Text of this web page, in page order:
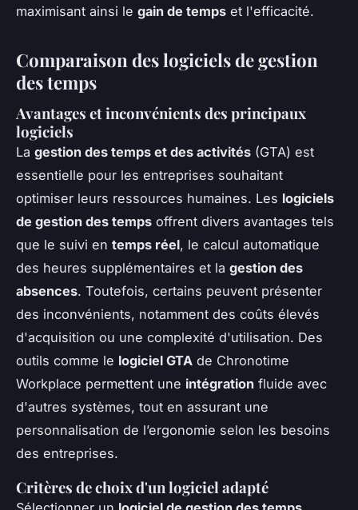
maximisant ainsi le gain de temps et l'efficacité.
Comparaison des logiciels de gestion
des temps
Avantages et inconvénients des principaux
logiciels
La gestion des temps et des activités (GTA) est
essentielle pour les entreprises souhaitant
optimiser leurs ressources humaines. Les logiciels
de gestion des temps offrent divers avantages tels
que le suivi en temps réel, le calcul automatique
des heures supplémentaires et la gestion des
absences. Toutefois, certains peuvent présenter
des inconvénients, notamment des coûts élevés
d'acquisition ou une complexité d'utilisation. Des
outils comme le logiciel GTA de Chronotime
Workplace permettent une intégration fluide avec
d'autres systèmes, tout en assurant une
personnalisation de l’ergonomie selon les besoins
des entreprises.
Critères de choix d'un logiciel adapté